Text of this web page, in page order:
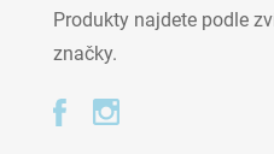
Produkty najdete podle
značky.